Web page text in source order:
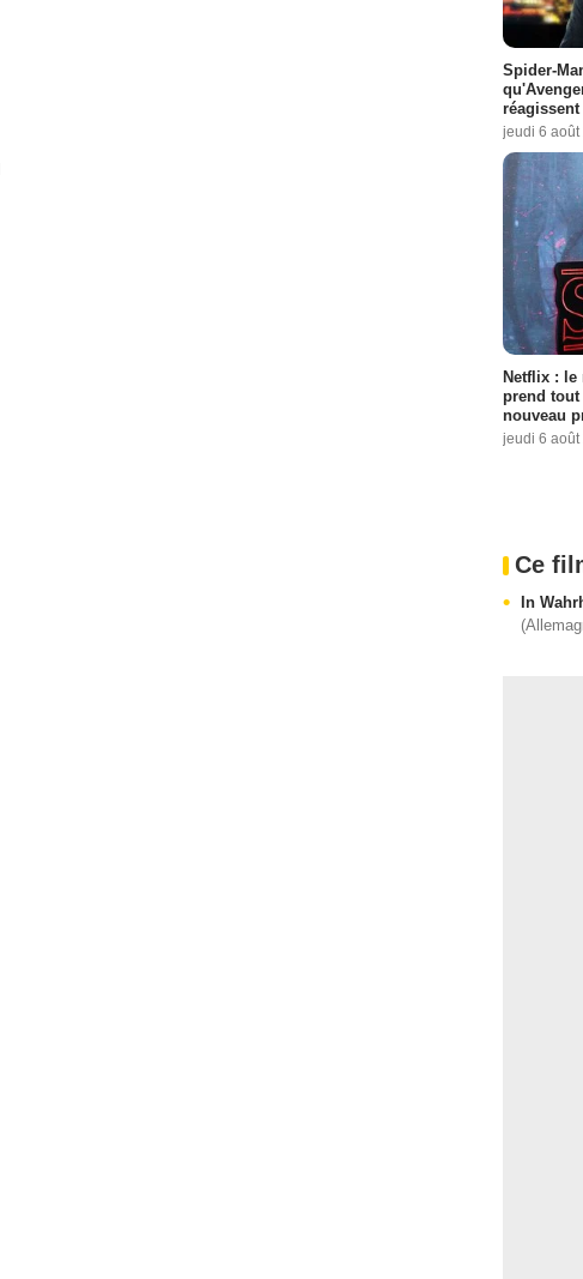
Spider-
jeudi 6 août
Netflix : le
prend tout
nouveau
jeudi 6 août
Ce
In